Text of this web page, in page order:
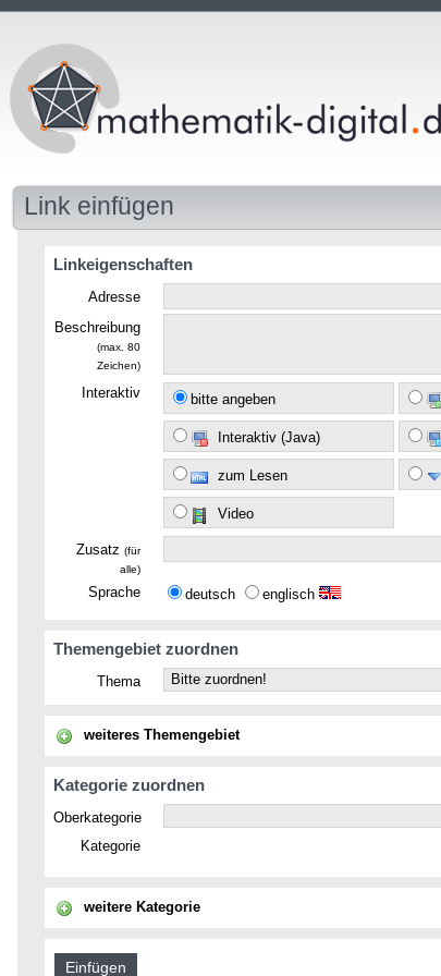
Link einfügen
Linkeigenschaften
Adresse
Beschreibung
(max. 80
Zeichen)
Interaktiv bitte angeben
Interaktiv (Java)
zum Lesen
Video
Zusatz (für
alle)
Sprache deutsch englisch
Themengebiet zuordnen
Thema
weiteres Themengebiet
Kategorie zuordnen
Oberkategorie
Kategorie
weitere Kategorie